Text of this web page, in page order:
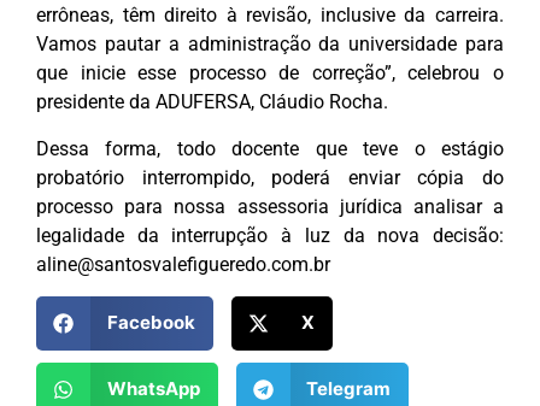
errôneas, têm direito à revisão, inclusive da carreira.
Vamos pautar a administração da universidade para
que inicie esse processo de correção”, celebrou o
presidente da ADUFERSA, Cláudio Rocha.
Dessa forma, todo docente que teve o estágio
probatório interrompido, poderá enviar cópia do
processo para nossa assessoria jurídica analisar a
legalidade da interrupção à luz da nova decisão:
aline@santosvalefigueredo.com.br
Facebook X
WhatsApp Telegram